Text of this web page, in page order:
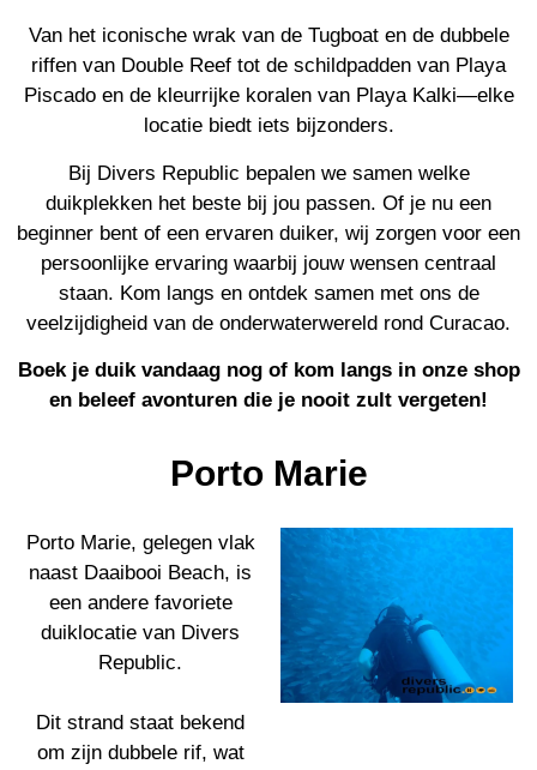
Van het iconische wrak van de Tugboat en de dubbele
riffen van Double Reef tot de schildpadden van Playa
Piscado en de kleurrijke koralen van Playa Kalki—elke
locatie biedt iets bijzonders.
Bij Divers Republic bepalen we samen welke
duikplekken het beste bij jou passen. Of je nu een
beginner bent of een ervaren duiker, wij zorgen voor een
persoonlijke ervaring waarbij jouw wensen centraal
staan. Kom langs en ontdek samen met ons de
veelzijdigheid van de onderwaterwereld rond Curacao.
Boek je duik vandaag nog of kom langs in onze shop
en beleef avonturen die je nooit zult vergeten!
Porto Marie
Porto Marie, gelegen vlak
naast Daaibooi Beach, is
een andere favoriete
duiklocatie van Divers
Republic.
Dit strand staat bekend
om zijn dubbele rif, wat